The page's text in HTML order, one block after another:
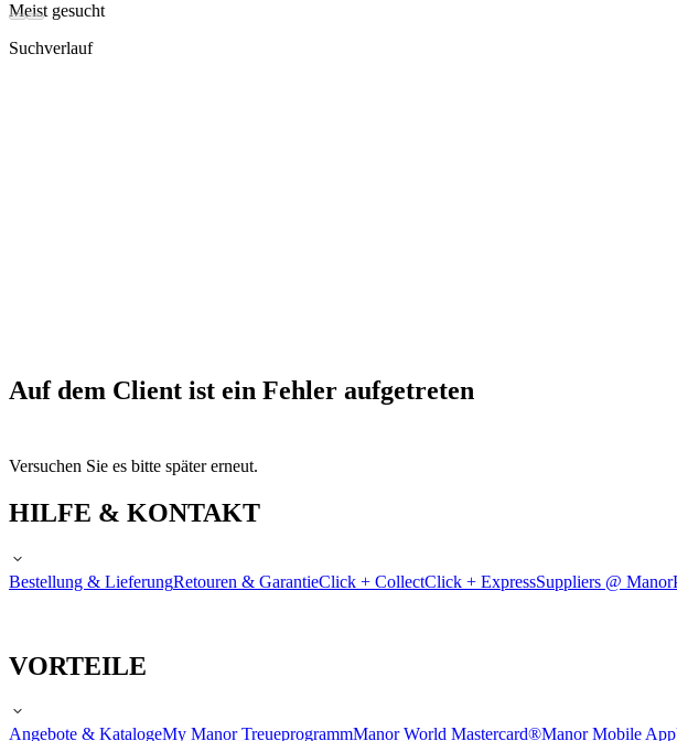
Meist gesucht
Suchverlauf
Auf dem Client ist ein Fehler aufgetreten
Versuchen Sie es bitte später erneut.
HILFE & KONTAKT
Bestellung & LieferungRetouren & GarantieClick + CollectClick + ExpressSuppliers @ Manor
VORTEILE
Angebote & KatalogeMy Manor TreueprogrammManor World Mastercard®Manor Mobile App